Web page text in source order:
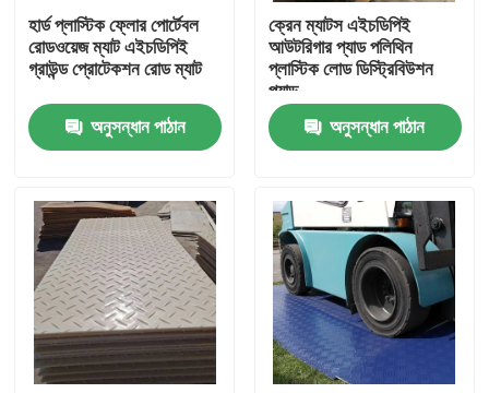
মান নিয়ন্ত্রণ
যোগাযোগ করুন
পলিথিন প্লাস্টিকের শীট
UHMWPE লাইনার
গ্রাউন্ড প্রোটেকশন ম্যাট
হার্ড প্লাস্টিক ফ্লোর পোর্টেবল
রোডওয়েজ ম্যাট এইচডিপিই
গ্রাউন্ড প্রোটেকশন রোড ম্যাট
অনুসন্ধান পাঠান
ক্রেন ম্যাটস এইচডিপিই
আউটরিগার প্যাড পলিথিন
প্লাস্টিক লোড ডিস্ট্রিবিউশন
প্যাড
অনুসন্ধান পাঠান